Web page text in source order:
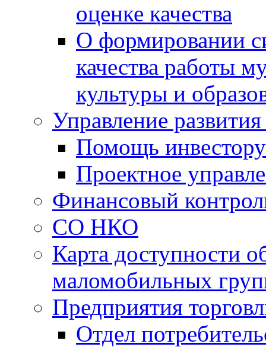
оценке качества
О формировании
качества работы
культуры и
Управление
Помощь инвестору
Проектное
Финансовый
СО НКО
Карта доступности
маломобильных
Предприятия
Отдел